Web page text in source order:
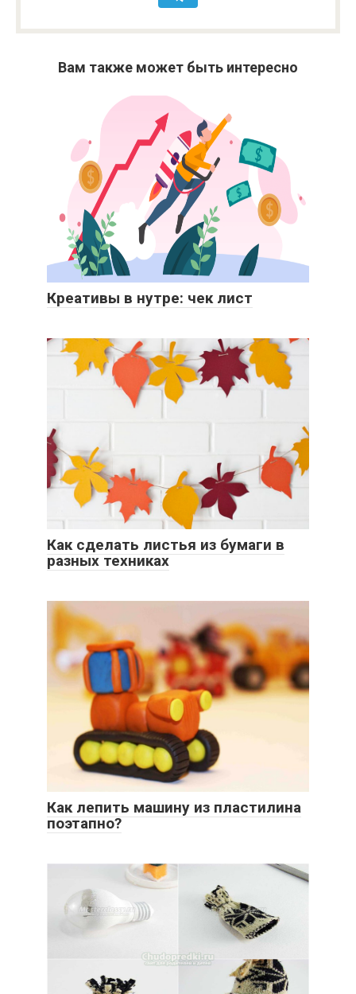
Вам также может быть интересно
Креативы в нутре: чек лист
Как сделать листья из бумаги в
разных техниках
Как лепить машину из пластилина
поэтапно?